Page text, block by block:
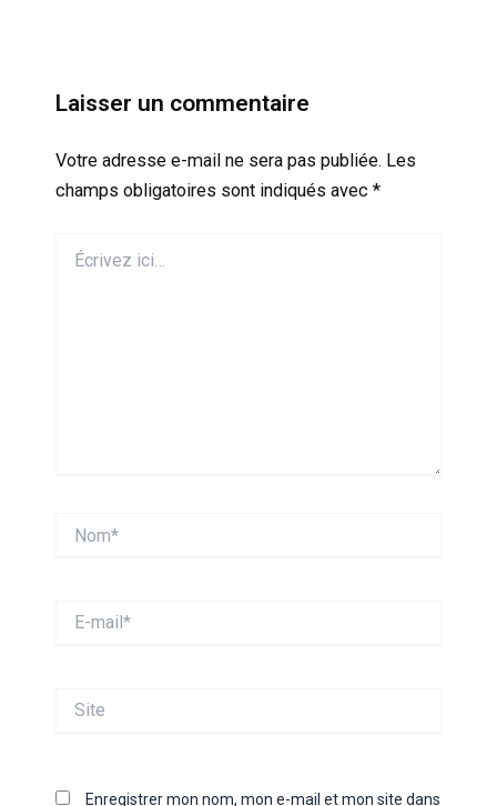
Laisser un commentaire
Votre adresse e-mail ne sera pas publiée. Les
champs obligatoires sont indiqués avec *
ici…
mail*
Enregistrer mon nom, mon e-mail et mon site dans